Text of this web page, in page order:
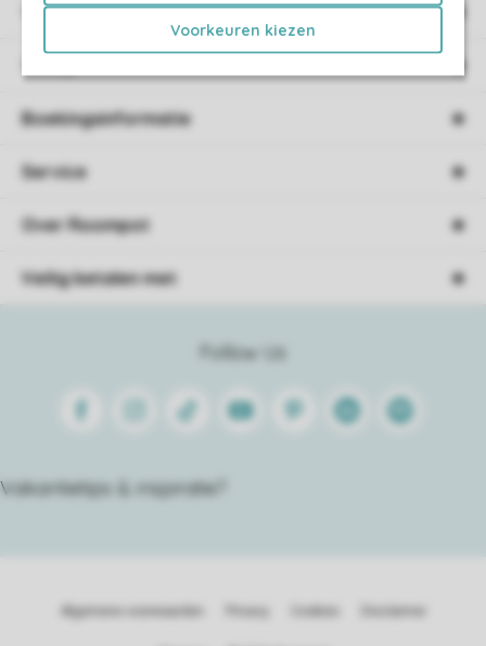
Voorkeuren kiezen
Vakantieverblijf
Follow Us
FacebookInstagram
Tiktok Youtube PinterestLinkedinSpotify
Vakantietips & inspiratie?
Boekingsinformatie
Service
Over Roompot
Veilig betalen met